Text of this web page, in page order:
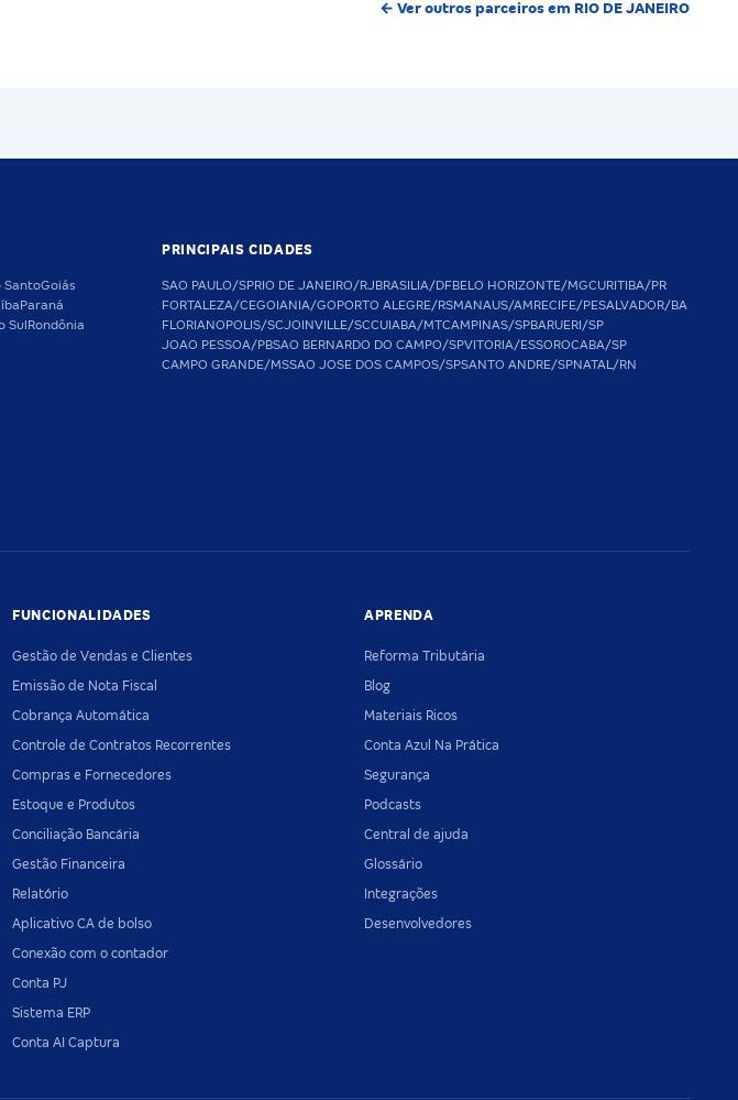
← Ver outros parceiros em RIO DE JANEIRO
SantoGoiás
Paraná
SulRondônia
PRINCIPAIS CIDADES
SAO PAULO/SPRIO DE JANEIRO/RJBRASILIA/DFBELO HORIZONTE/MGCURITIBA/PR
FORTALEZA/CEGOIANIA/GOPORTO ALEGRE/RSMANAUS/AMRECIFE/PESALVADOR/BA
FLORIANOPOLIS/SCJOINVILLE/SCCUIABA/MTCAMPINAS/SPBARUERI/SP
JOAO PESSOA/PBSAO BERNARDO DO CAMPO/SPVITORIA/ESSOROCABA/SP
CAMPO GRANDE/MSSAO JOSE DOS CAMPOS/SPSANTO ANDRE/SPNATAL/RN
FUNCIONALIDADES
Gestão de Vendas e Clientes
Emissão de Nota Fiscal
Cobrança Automática
Controle de Contratos Recorrentes
Compras e Fornecedores
Estoque e Produtos
Conciliação Bancária
Gestão Financeira
Relatório
Aplicativo CA de bolso
Conexão com o contador
Conta PJ
Sistema ERP
Conta AI Captura
APRENDA
Reforma Tributária
Blog
Materiais Ricos
Conta Azul Na Prática
Segurança
Podcasts
Central de ajuda
Glossário
Integrações
Desenvolvedores